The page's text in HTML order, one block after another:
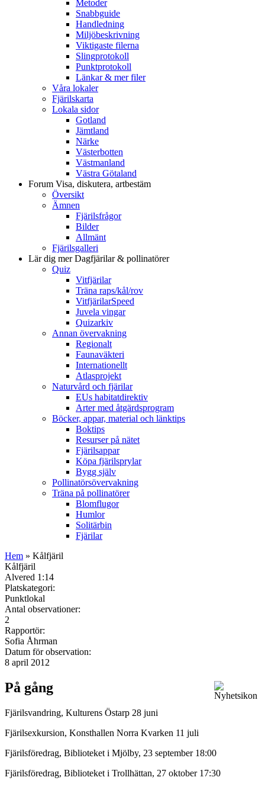
Metoder
Snabbguide
Handledning
Miljöbeskrivning
Viktigaste filerna
Slingprotokoll
Punktprotokoll
Länkar & mer filer
Våra lokaler
Fjärilskarta
Lokala sidor
Gotland
Jämtland
Närke
Västerbotten
Västmanland
Västra Götaland
Forum Visa, diskutera, artbestäm
Översikt
Ämnen
Fjärilsfrågor
Bilder
Allmänt
Fjärilsgalleri
Lär dig merDagfjärilar & pollinatörer
Quiz
Vitfjärilar
Träna raps/kål/rov
VitfjärilarSpeed
Juvela vingar
Quizarkiv
Annan övervakning
Regionalt
Faunaväkteri
Internationellt
Atlasprojekt
Naturvård och fjärilar
EUs habitatdirektiv
Arter med åtgärdsprogram
Böcker, appar, material och länktips
Boktips
Resurser på nätet
Fjärilsappar
Köpa fjärilsprylar
Bygg själv
Pollinatörsövervakning
Träna på pollinatörer
Blomflugor
Humlor
Solitärbin
Fjärilar
Hem » Kålfjäril
Kålfjäril
Alvered 1:14
Platskategori:
Punktlokal
Antal observationer:
2
Rapportör:
Sofia Åhrman
Datum för observation:
8 april 2012
På gång
Fjärilsvandring, Kulturens Östarp 28 juni
Fjärilsexkursion, Konsthallen Norra Kvarken 11 juli
Fjärilsföredrag, Biblioteket i Mjölby, 23 september 18:00
Fjärilsföredrag, Biblioteket i Trollhättan, 27 oktober 17:30